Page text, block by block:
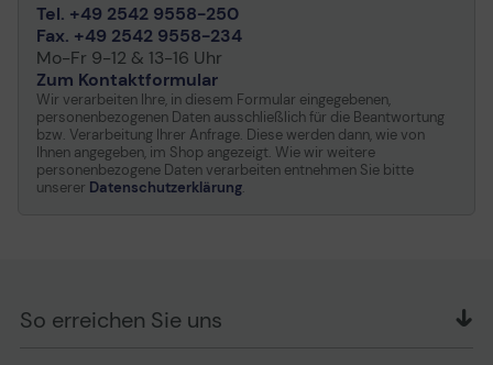
Tel. +49 2542 9558-250
Fax. +49 2542 9558-234
Mo-Fr 9-12 & 13-16 Uhr
Zum Kontaktformular
Wir verarbeiten Ihre, in diesem Formular eingegebenen,
personenbezogenen Daten ausschließlich für die Beantwortung
bzw. Verarbeitung Ihrer Anfrage. Diese werden dann, wie von
Ihnen angegeben, im Shop angezeigt. Wie wir weitere
personenbezogene Daten verarbeiten entnehmen Sie bitte
unserer Datenschutzerklärung.
So erreichen Sie uns